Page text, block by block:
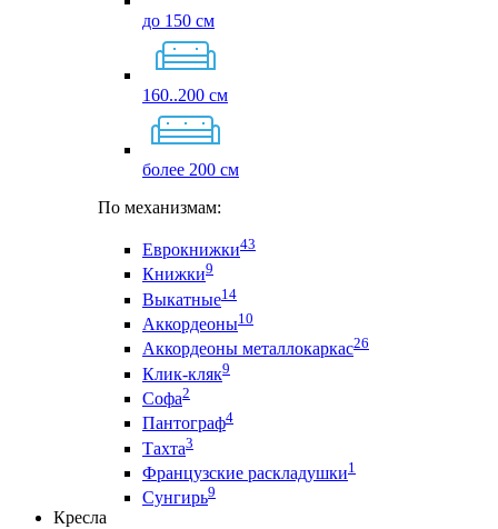
до 150 см
160..200 см
более 200 см
По механизмам:
Еврокнижки43
Книжки9
Выкатные14
Аккордеоны10
Аккордеоны металлокаркас26
Клик-кляк9
Софа2
Пантограф4
Тахта3
Французские раскладушки1
Сунгирь9
Кресла